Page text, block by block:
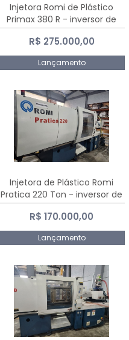
Injetora Romi de Plástico
Primax 380 R - inversor de
frequência NR 12 - 2008
R$ 275.000,00
Lançamento
Injetora de Plástico Romi
Pratica 220 Ton - inversor de
frequência NR 12
R$ 170.000,00
Lançamento